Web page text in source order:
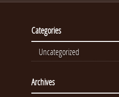
Categories
Uncategorized
Archives